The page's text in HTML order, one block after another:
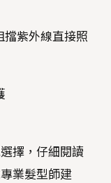
擋紫外線直接照
擇，仔細閱讀
業髮型師建